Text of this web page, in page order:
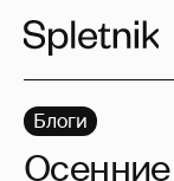
Блоги